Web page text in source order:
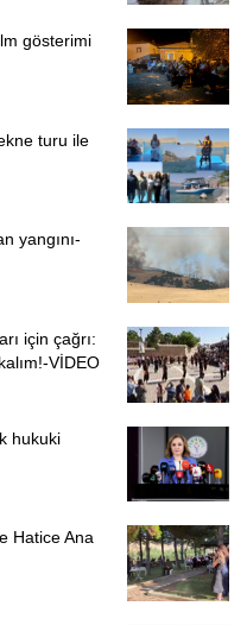
gösterimi
turu ile
yangını-
için çağrı:
VİDEO
hukuki
Hatice Ana